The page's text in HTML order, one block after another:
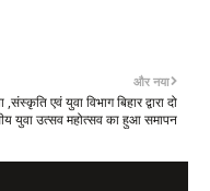
और नया
एवं युवा विभाग बिहार द्वारा दो‌
युवा उत्सव महोत्सव का हुआ समापन